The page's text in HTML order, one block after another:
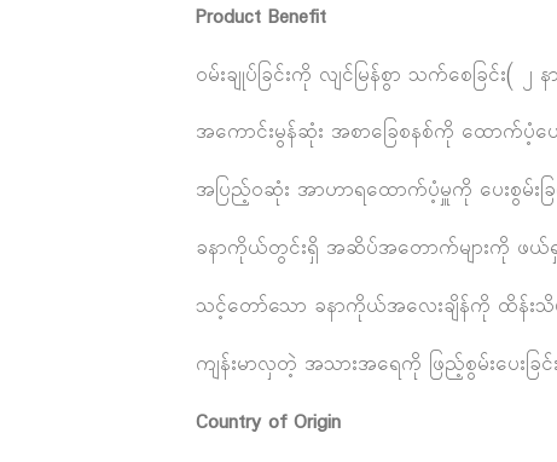
Product Benefit
ဝမ်းချုပ်ခြင်းကို လျင်မြန်စွာ သက်စေခြင်း( ၂
အကောင်းမွန်ဆုံး အစာခြေစနစ်ကို ထောက်ပံ့ပေး
အပြည့်ဝဆုံး အာဟာရထောက်ပံ့မှူကို ပေးစွမ်းခြ
ခနာကိုယ်တွင်းရှိ အဆိပ်အတောက်များကို ဖယ်ရှာ
သင့်တော်သော ခနာကိုယ်အလေးချိန်ကို ထိန်းသိမ်း
ကျန်းမာလှတဲ့ အသားအရေကို ဖြည့်စွမ်းပေးခြင်း
Country of Origin